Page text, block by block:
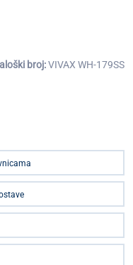
broj:VIVAX WH-179SS